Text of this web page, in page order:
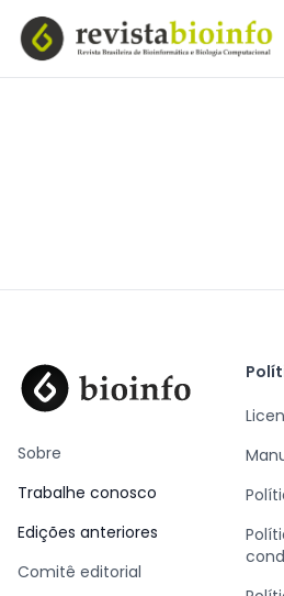
Sobre
Trabalhe conosco
Edições anteriores
Comitê editorial